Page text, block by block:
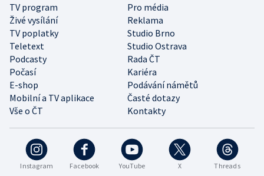
Instagram Facebook YouTube X Threads
TV program
Pro média
Živé vysílání
Reklama
TV poplatky
Studio Brno
Teletext
Studio Ostrava
Podcasty
Rada ČT
Počasí
Kariéra
E-shop
Podávání námětů
Mobilní a TV aplikace
Časté dotazy
Vše o ČT
Kontakty